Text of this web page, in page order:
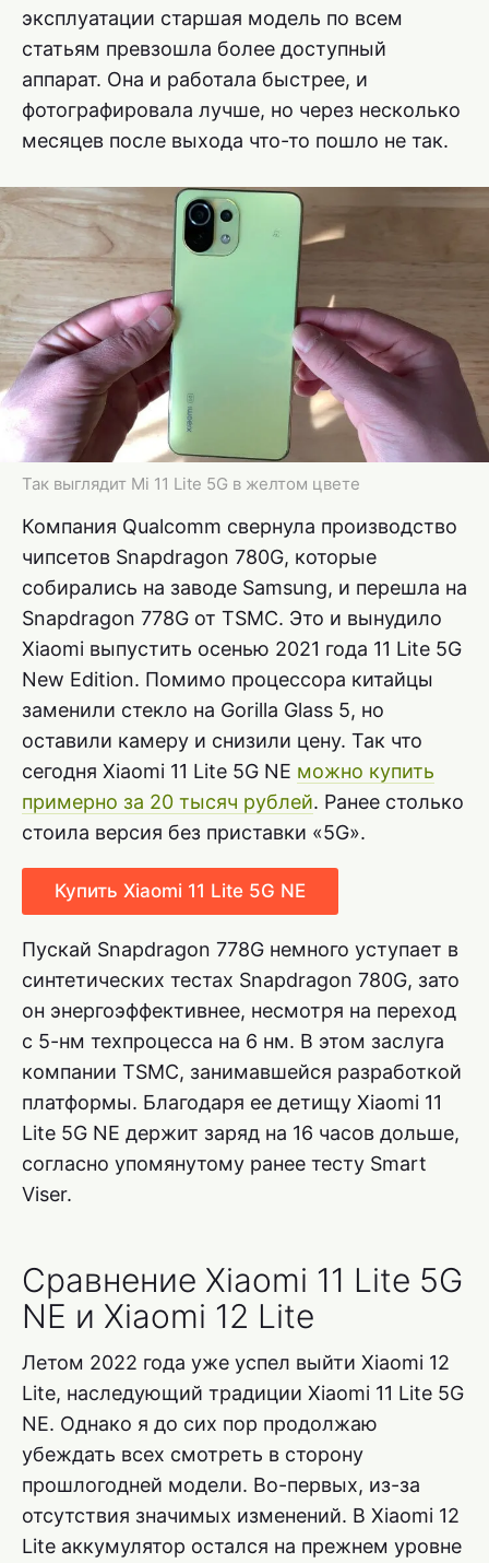
эксплуатации старшая модель по всем
статьям превзошла более доступный
аппарат. Она и работала быстрее, и
фотографировала лучше, но через несколько
месяцев после выхода что-то пошло не так.
Так выглядит Mi 11 Lite 5G в желтом цвете
Компания Qualcomm свернула производство
чипсетов Snapdragon 780G, которые
собирались на заводе Samsung, и перешла на
Snapdragon 778G от TSMC. Это и вынудило
Xiaomi выпустить осенью 2021 года 11 Lite 5G
New Edition. Помимо процессора китайцы
заменили стекло на Gorilla Glass 5, но
оставили камеру и снизили цену. Так что
сегодня Xiaomi 11 Lite 5G NE можно купить
примерно за 20 тысяч рублей. Ранее столько
стоила версия без приставки «5G».
Купить Xiaomi 11 Lite 5G NE
Пускай Snapdragon 778G немного уступает в
синтетических тестах Snapdragon 780G, зато
он энергоэффективнее, несмотря на переход
с 5-нм техпроцесса на 6 нм. В этом заслуга
компании TSMC, занимавшейся разработкой
платформы. Благодаря ее детищу Xiaomi 11
Lite 5G NE держит заряд на 16 часов дольше,
согласно упомянутому ранее тесту Smart
Viser.
Сравнение Xiaomi 11 Lite 5G
NE и Xiaomi 12 Lite
Летом 2022 года уже успел выйти Xiaomi 12
Lite, наследующий традиции Xiaomi 11 Lite 5G
NE. Однако я до сих пор продолжаю
убеждать всех смотреть в сторону
прошлогодней модели. Во-первых, из-за
отсутствия значимых изменений. В Xiaomi 12
Lite аккумулятор остался на прежнем уровне